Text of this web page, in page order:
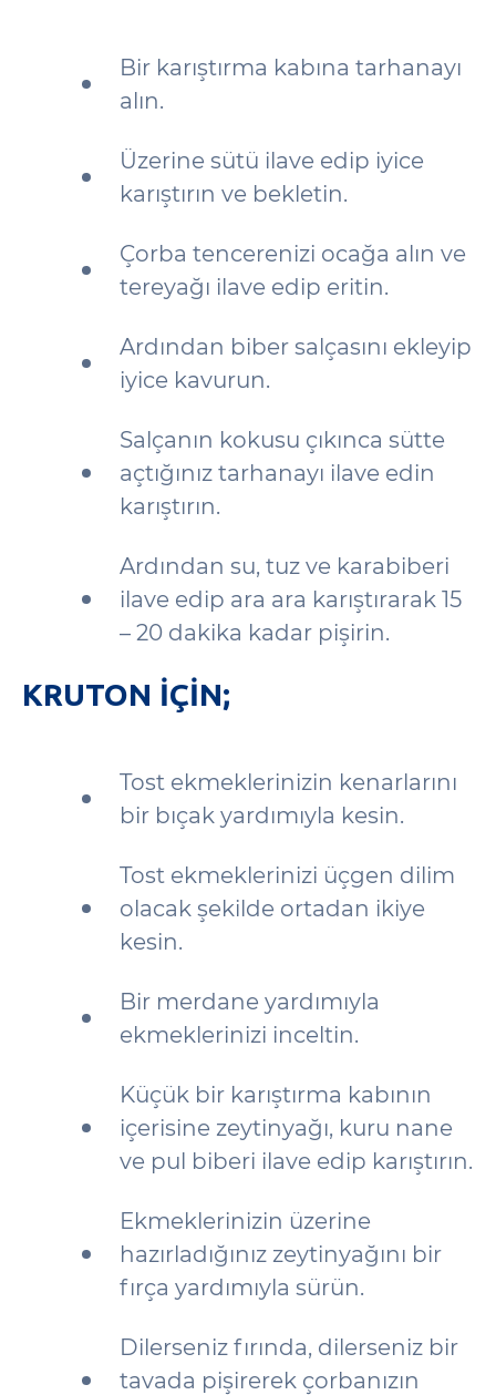
Bir karıştırma kabına tarhanayı
alın.
Üzerine sütü ilave edip iyice
karıştırın ve bekletin.
Çorba tencerenizi ocağa alın ve
tereyağı ilave edip eritin.
Ardından biber salçasını ekleyip
iyice kavurun.
Salçanın kokusu çıkınca sütte
açtığınız tarhanayı ilave edin
karıştırın.
Ardından su, tuz ve karabiberi
ilave edip ara ara karıştırarak 15
– 20 dakika kadar pişirin.
KRUTON IÇIN;
Tost ekmeklerinizin kenarlarını
bir bıçak yardımıyla kesin.
Tost ekmeklerinizi üçgen dilim
olacak şekilde ortadan ikiye
kesin.
Bir merdane yardımıyla
ekmeklerinizi inceltin.
Küçük bir karıştırma kabının
içerisine zeytinyağı, kuru nane
ve pul biberi ilave edip karıştırın.
Ekmeklerinizin üzerine
hazırladığınız zeytinyağını bir
fırça yardımıyla sürün.
Dilerseniz fırında, dilerseniz bir
tavada pişirerek çorbanızın